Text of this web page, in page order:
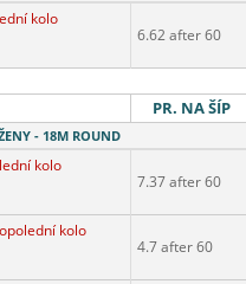
kolo
6.62 after 60
PR. NA ŠÍP
- 18M ROUND
kolo
7.37 after 60
kolo
4.7 after 60